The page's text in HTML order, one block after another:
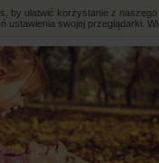
by ułatwić korzystanie z
ustawienia swojej przeglądarki.